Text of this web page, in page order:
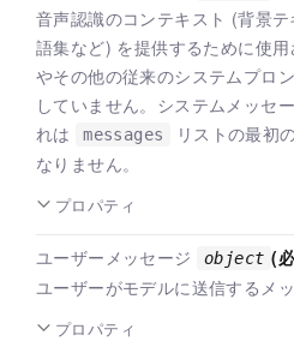
音声認識のコンテキスト (背景
語集など) を提供するために使
やその他の従来のシステムプロ
していません。システムメッセ
れは
messages
リストの最初
なりません。
プロパティ
ユーザーメッセージ object (
ユーザーがモデルに送信するメッ
プロパティ